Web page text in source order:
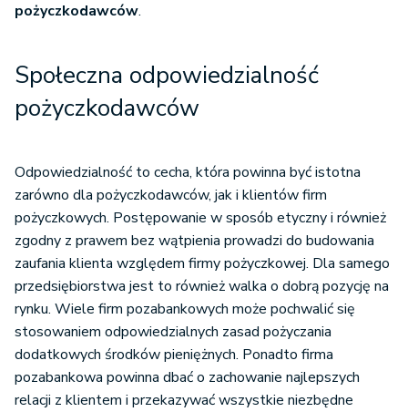
pożyczkodawców.
Społeczna odpowiedzialność
pożyczkodawców
Odpowiedzialność to cecha, która powinna być istotna
zarówno dla pożyczkodawców, jak i klientów firm
pożyczkowych. Postępowanie w sposób etyczny i również
zgodny z prawem bez wątpienia prowadzi do budowania
zaufania klienta względem firmy pożyczkowej. Dla samego
przedsiębiorstwa jest to również walka o dobrą pozycję na
rynku. Wiele firm pozabankowych może pochwalić się
stosowaniem odpowiedzialnych zasad pożyczania
dodatkowych środków pieniężnych. Ponadto firma
pozabankowa powinna dbać o zachowanie najlepszych
relacji z klientem i przekazywać wszystkie niezbędne